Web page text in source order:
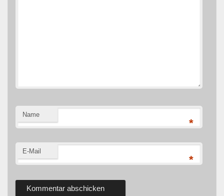
Name
*
E-Mail
*